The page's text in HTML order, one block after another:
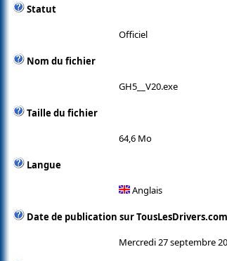
Statut
Officiel
Nom du fichier
GH5__V20.exe
Taille du fichier
64,6 Mo
Langue
Anglais
Date de publication sur TousLesDrivers.com
Mercredi 27 septembre